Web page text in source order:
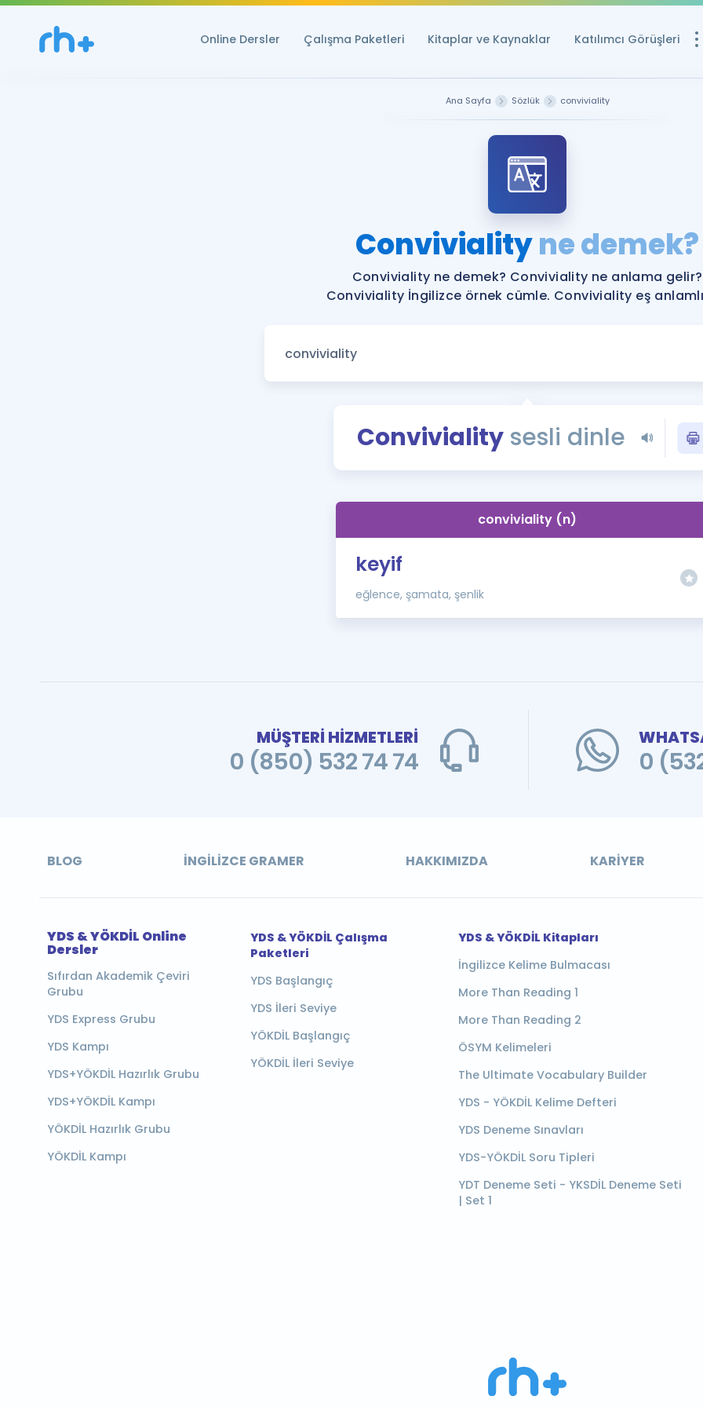
Online Dersler Çalışma Paketleri Kitaplar ve Kaynaklar Katılımcı Görüşleri
Ücretsiz
YDS ve YÖKDİL
YDS ve
Tüm ÖSYM
Blog
YDS - YÖKDİL
İngilizce
Ana Sayfa Sözlük conviviality
Convivialityne demek?
Conviviality ne demek? Conviviality ne anlama gelir?
Conviviality İngilizce örnek cümle. Conviviality eş
Conviviality sesli dinle
conviviality (n)
keyif
eğlence, şamata, şenlik
MÜŞTERİ HİZMETLERİ
0 (850) 532 74 74 0
BLOG İNGILIZCE GRAMER HAKKIMIZDA KARIYER
YDS & YÖKDİL Online
Dersler
Sıfırdan Akademik Çeviri
Grubu
YDS Express Grubu
YDS Kampı
YDS+YÖKDİL Hazırlık Grubu
YDS+YÖKDİL Kampı
YÖKDİL Hazırlık Grubu
YÖKDİL Kampı
YDS & YÖKDİL Çalışma
Paketleri
YDS Başlangıç
YDS İleri Seviye
YÖKDİL Başlangıç
YÖKDİL İleri Seviye
YDS & YÖKDİL Kitapları
İngilizce Kelime Bulmacası
More Than Reading 1
More Than Reading 2
ÖSYM Kelimeleri
The Ultimate Vocabulary Builder
YDS - YÖKDİL Kelime Defteri
YDS Deneme Sınavları
YDS-YÖKDİL Soru Tipleri
YDT Deneme Seti - YKSDİL Deneme Seti
| Set 1